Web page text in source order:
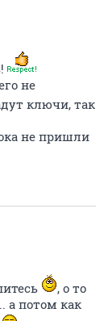
не
ключи, так
не пришли
, о то
а потом как